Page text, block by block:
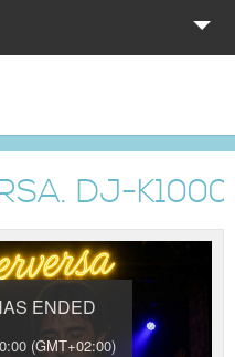
DJ-
ENDED
(GMT+02:00)